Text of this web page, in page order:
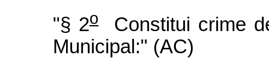
"§ 2o
Constitui crime
Municipal:" (AC)